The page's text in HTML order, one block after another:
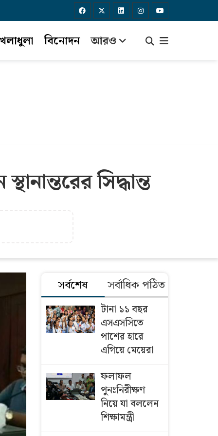
বিনোদন আরও
সিদ্ধান্ত
সর্বশেষ সর্বাধিক পঠিত
টানা ১১ বছর
এসএসসিতে
পাশের হারে
এগিয়ে মেয়েরা
ফলাফল
পুনঃনিরীক্ষণ
নিয়ে যা বললেন
শিক্ষামন্ত্রী